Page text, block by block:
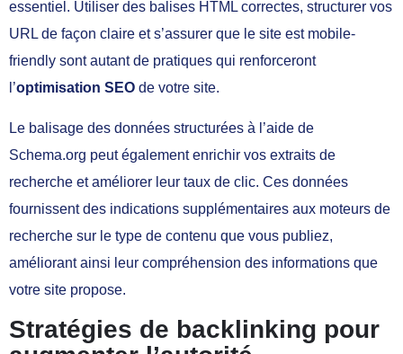
essentiel. Utiliser des balises HTML correctes, structurer vos
URL de façon claire et s’assurer que le site est mobile-
friendly sont autant de pratiques qui renforceront
l’optimisation SEO de votre site.
Le balisage des données structurées à l’aide de
Schema.org peut également enrichir vos extraits de
recherche et améliorer leur taux de clic. Ces données
fournissent des indications supplémentaires aux moteurs de
recherche sur le type de contenu que vous publiez,
améliorant ainsi leur compréhension des informations que
votre site propose.
Stratégies de backlinking pour